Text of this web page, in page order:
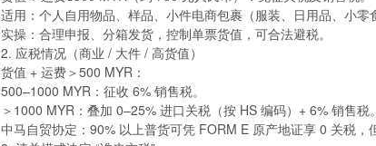
适用：个人自用物品、样品、小件电商包裹（服装、日用品、小零
实操：合理申报、分箱发货，控制单票货值，可合法避税。
2. 应税情况（商业 / 大件 / 高货值）
货值 + 运费＞500 MYR：
500–1000 MYR：征收 6% 销售税。
＞1000 MYR：叠加 0–25% 进口关税（按 HS 编码）+ 6% 销售税。
中马自贸协定：90% 以上普货可凭 FORM E 原产地证享 0 关税，